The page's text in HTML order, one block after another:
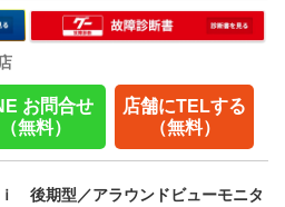
お問合せ
（無料）
店舗にTELする
（無料）
後期型／アラウンドビューモニタ